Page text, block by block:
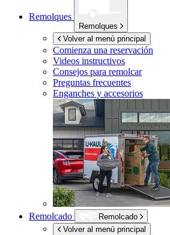
Remolques
Remolques
Volver al menú principal
Comienza una reservación
Videos instructivos
Consejos para remolcar
Preguntas frecuentes
Enganches y accesorios
Remolcado
Remolcado
Volver al menú principal